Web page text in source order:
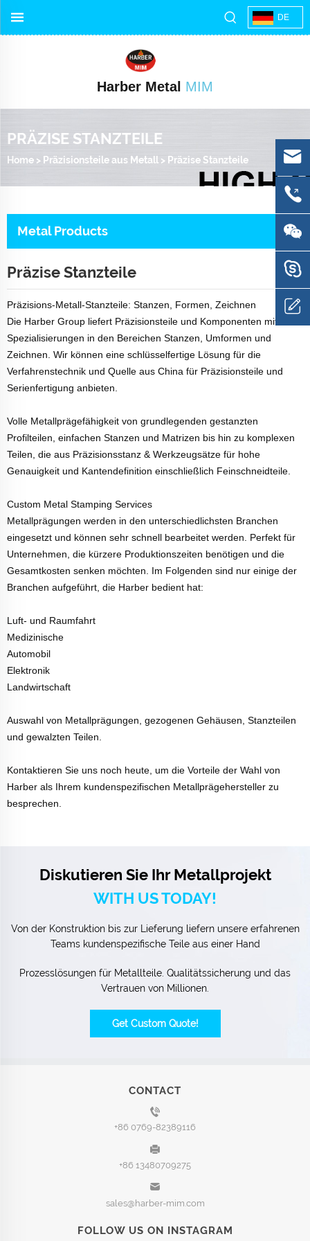
DE
Harber Metal MIM
PRÄZISE STANZTEILE
Home > Präzisionsteile aus Metall > Präzise Stanzteile
Metal Products
Präzise Stanzteile
Präzisions-Metall-Stanzteile: Stanzen, Formen, Zeichnen
Die Harber Group liefert Präzisionsteile und Komponenten mit
Spezialisierungen in den Bereichen Stanzen, Umformen und
Zeichnen. Wir können eine schlüsselfertige Lösung für die
Verfahrenstechnik und Quelle aus China für Präzisionsteile und
Serienfertigung anbieten.
Volle Metallprägefähigkeit von grundlegenden gestanzten
Profilteilen, einfachen Stanzen und Matrizen bis hin zu komplexen
Teilen, die aus Präzisionsstanz & Werkzeugsätze für hohe
Genauigkeit und Kantendefinition einschließlich Feinschneidteile.
Custom Metal Stamping Services
Metallprägungen werden in den unterschiedlichsten Branchen
eingesetzt und können sehr schnell bearbeitet werden. Perfekt für
Unternehmen, die kürzere Produktionszeiten benötigen und die
Gesamtkosten senken möchten. Im Folgenden sind nur einige der
Branchen aufgeführt, die Harber bedient hat:
Luft- und Raumfahrt
Medizinische
Automobil
Elektronik
Landwirtschaft
Auswahl von Metallprägungen, gezogenen Gehäusen, Stanzteilen
und gewalzten Teilen.
Kontaktieren Sie uns noch heute, um die Vorteile der Wahl von
Harber als Ihrem kundenspezifischen Metallprägehersteller zu
besprechen.
Diskutieren Sie Ihr Metallprojekt
WITH US TODAY!
Von der Konstruktion bis zur Lieferung liefern unsere erfahrenen
Teams kundenspezifische Teile aus einer Hand
Prozesslösungen für Metallteile. Qualitätssicherung und das
Vertrauen von Millionen.
Get Custom Quote!
CONTACT
+86 0769-82389116
+86 13480709275
sales@harber-mim.com
FOLLOW US ON INSTAGRAM